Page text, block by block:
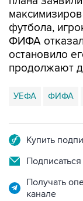
футбола,
ФИФА
остановило
продолжают
УЕФА ФИФА
Купить
Получать
канале